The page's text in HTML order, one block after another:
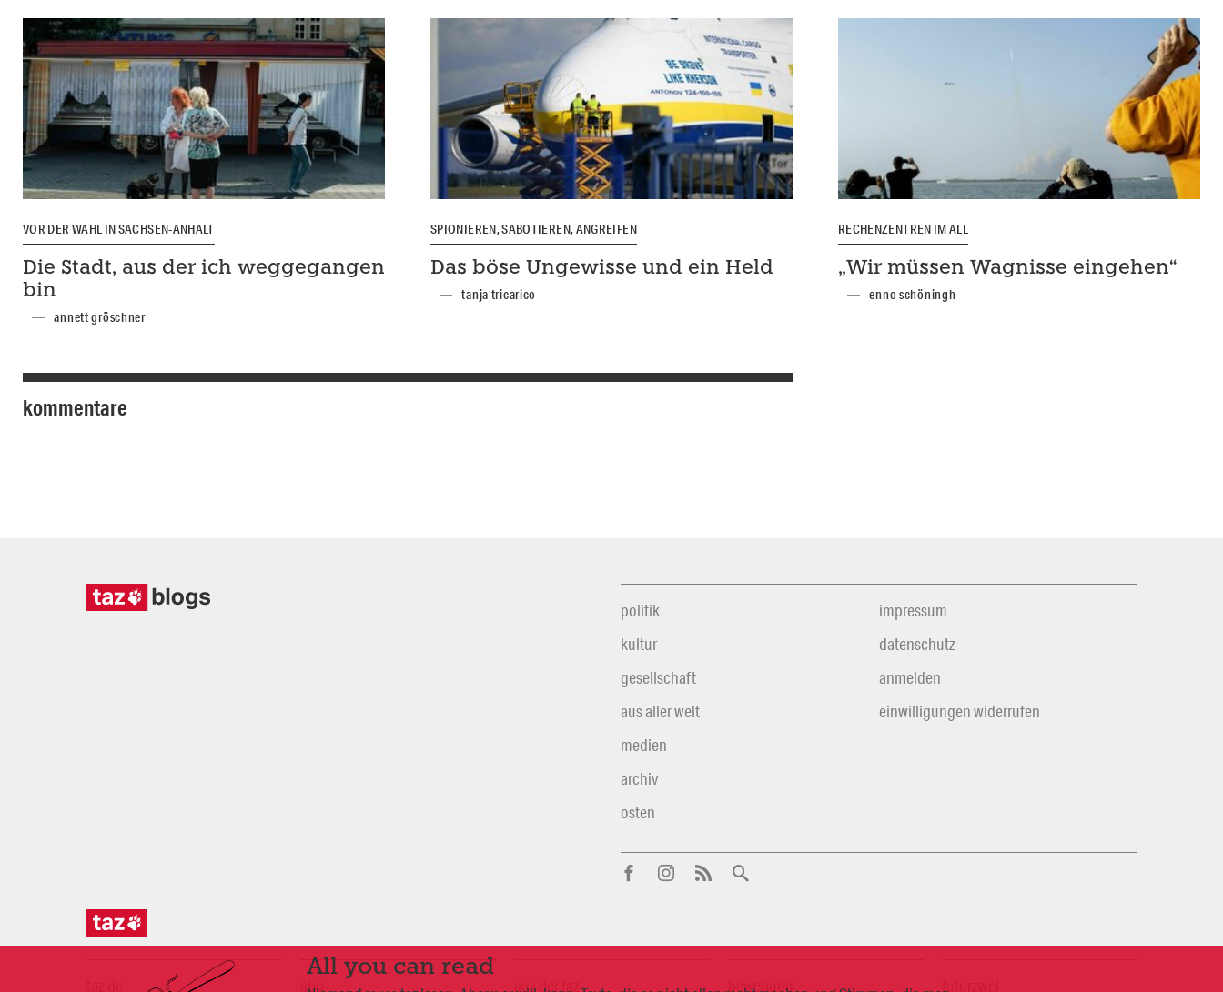
VOR DER WAHL IN SACHSEN-ANHALT
Die Stadt, aus der ich weggegangen
bin
annett gröschner
SPIONIEREN, SABOTIEREN, ANGREIFEN
Das böse Ungewisse und ein Held
tanja tricarico
RECHENZENTREN IM ALL
„Wir müssen Wagnisse eingehen“
enno schöningh
kommentare
All you can read
politik
kultur
gesellschaft
aus aller welt
medien
archiv
osten
impressum
datenschutz
anmelden
einwilligungen widerrufen
abo aus der taz bewegung